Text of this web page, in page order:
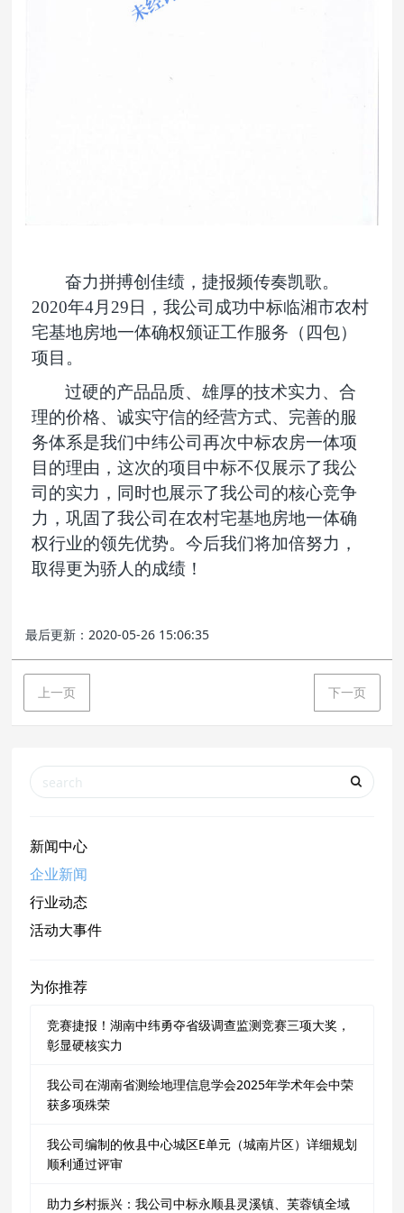
奋力拼搏创佳绩，捷报频传奏凯歌。
2020年4月29日，我公司成功中标临湘市农村
宅基地房地一体确权颁证工作服务（四包）
项目。
过硬的产品品质、雄厚的技术实力、合
理的价格、诚实守信的经营方式、完善的服
务体系是我们中纬公司再次中标农房一体项
目的理由，这次的项目中标不仅展示了我公
司的实力，同时也展示了我公司的核心竞争
力，巩固了我公司在农村宅基地房地一体确
权行业的领先优势。今后我们将加倍努力，
取得更为骄人的成绩！
最后更新：2020-05-26 15:06:35
上一页 下一页
新闻中心
企业新闻
行业动态
活动大事件
为你推荐
竞赛捷报！湖南中纬勇夺省级调查监测竞赛三项大奖，
彰显硬核实力
我公司在湖南省测绘地理信息学会2025年学术年会中荣
获多项殊荣
我公司编制的攸县中心城区E单元（城南片区）详细规划
顺利通过评审
助力乡村振兴：我公司中标永顺县灵溪镇、芙蓉镇全域